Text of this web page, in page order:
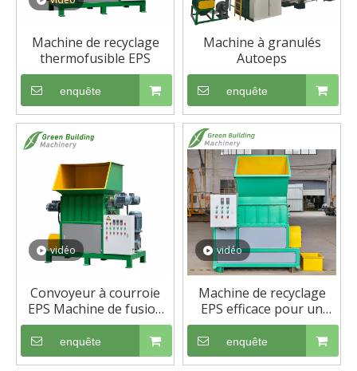
qualifiées et personnalisées pour aider votre service à
atteindre un développement durable. Apprenez-en
davantage sur nos initiatives vertes dans notre
Nouvellessection.
Machine de recyclage
thermofusible EPS
enquête
Machine à granulés
Autoeps
enquête
vidéo
Convoyeur à courroie
EPS Machine de fusion
en mousse
enquête
vidéo
Machine de recyclage
EPS efficace pour un
compactage maximal des
déchets
enquête